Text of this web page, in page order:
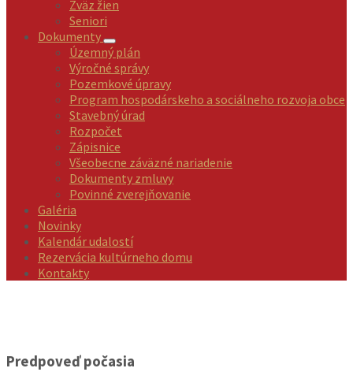
Zväz žien
Seniori
Dokumenty
Územný plán
Výročné správy
Pozemkové úpravy
Program hospodárskeho a sociálneho rozvoja obce
Stavebný úrad
Rozpočet
Zápisnice
Všeobecne záväzné nariadenie
Dokumenty zmluvy
Povinné zverejňovanie
Galéria
Novinky
Kalendár udalostí
Rezervácia kultúrneho domu
Kontakty
Predpoveď počasia